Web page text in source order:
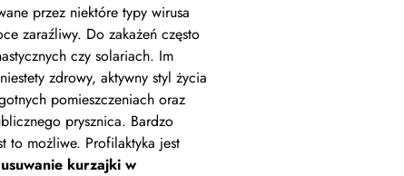
przez niektóre typy wirusa
zaraźliwy. Do zakażeń często
czy solariach. Im
zdrowy, aktywny styl życia
pomieszczeniach oraz
prysznica. Bardzo
to możliwe. Profilaktyka jest
usuwanie kurzajki w